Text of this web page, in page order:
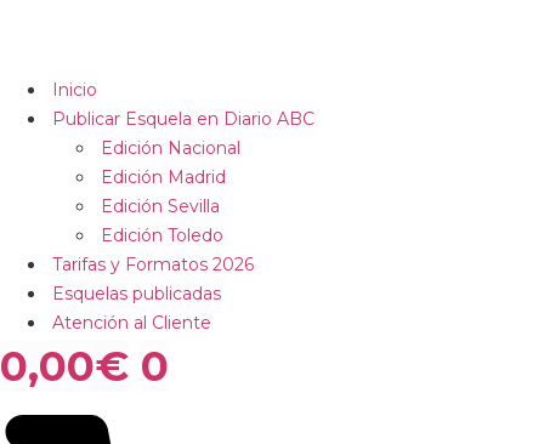
Inicio
Publicar Esquela en Diario ABC
Edición Nacional
Edición Madrid
Edición Sevilla
Edición Toledo
Tarifas y Formatos 2026
Esquelas publicadas
Atención al Cliente
0,00€ 0